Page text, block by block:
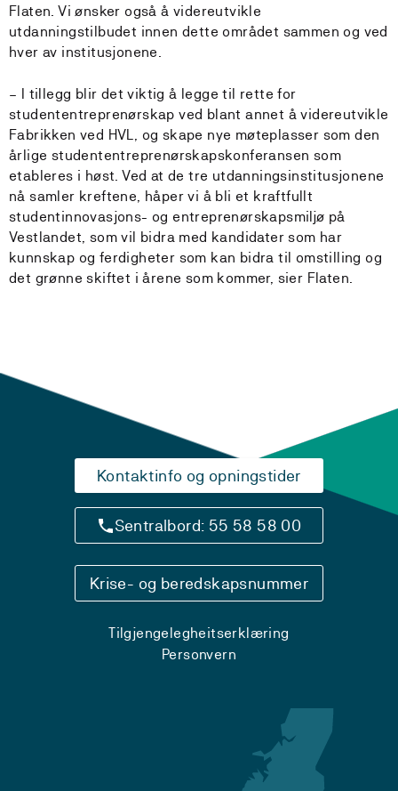
Flaten. Vi ønsker også å videreutvikle
utdanningstilbudet innen dette området sammen og ved
hver av institusjonene.
– I tillegg blir det viktig å legge til rette for
studententreprenørskap ved blant annet å videreutvikle
Fabrikken ved HVL, og skape nye møteplasser som den
årlige studententreprenørskapskonferansen som
etableres i høst. Ved at de tre utdanningsinstitusjonene
nå samler kreftene, håper vi å bli et kraftfullt
studentinnovasjons- og entreprenørskapsmiljø på
Vestlandet, som vil bidra med kandidater som har
kunnskap og ferdigheter som kan bidra til omstilling og
det grønne skiftet i årene som kommer, sier Flaten.
Kontaktinfo og opningstider
Sentralbord: 55 58 58 00
Krise- og beredskapsnummer
Tilgjengelegheitserklæring
Personvern